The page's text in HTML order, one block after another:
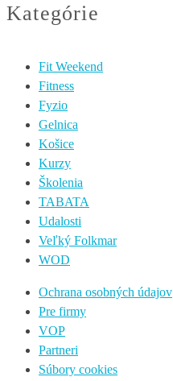
Kategórie
Fit Weekend
Fitness
Fyzio
Gelnica
Košice
Kurzy
Školenia
TABATA
Udalosti
Veľký Folkmar
WOD
Ochrana osobných údajov
Pre firmy
VOP
Partneri
Súbory cookies